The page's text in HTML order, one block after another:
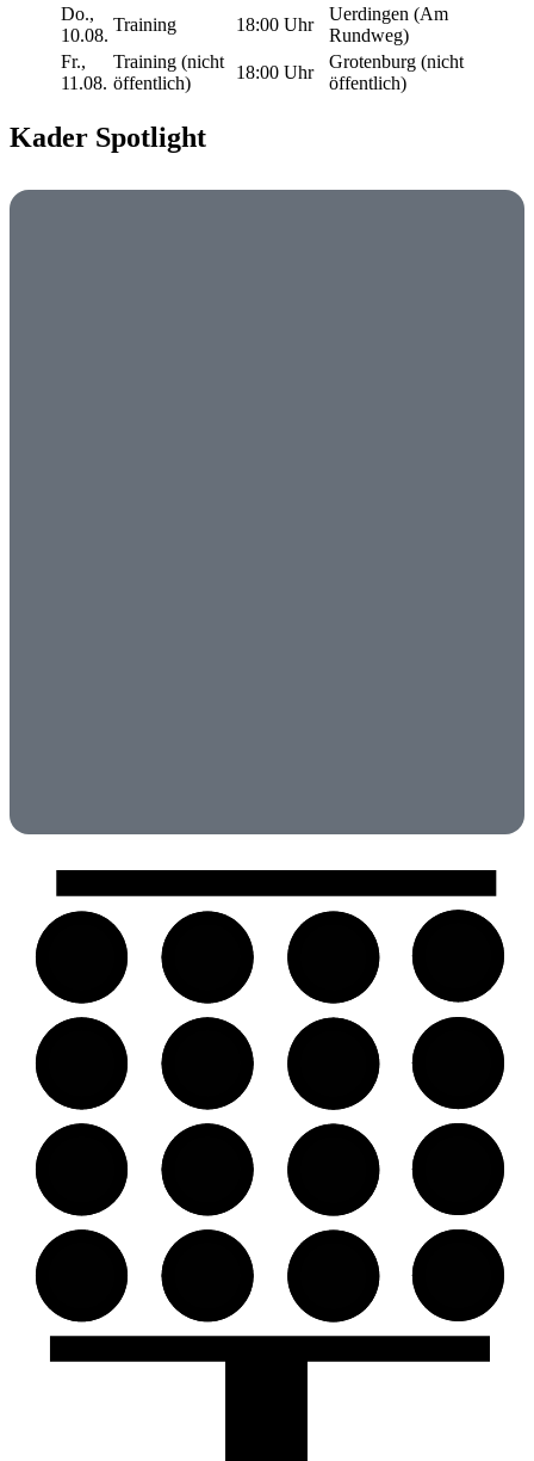
Do.,
10.08.
Training 18:00 Uhr
Uerdingen (Am
Rundweg)
Fr.,
11.08.
Training (nicht
öffentlich)
18:00 Uhr
Grotenburg (nicht
öffentlich)
Kader Spotlight